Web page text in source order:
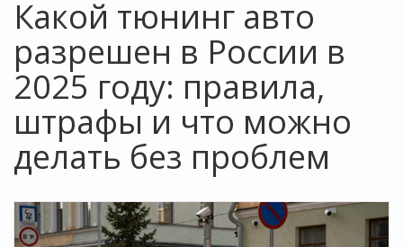
Какой тюнинг авто
разрешен в России в
2025 году: правила,
штрафы и что можно
делать без проблем